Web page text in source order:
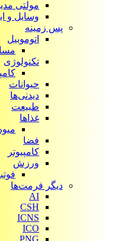
مولتی
وسایل و
پس زمینه
اتوموبیل
تکنولوژی
حیوانات
دیدنی‌ها
طبیعت
غذاها
فضا
کامپیوتر
ورزش
دیگر فرمت‌ها
AI
CSH
ICNS
ICO